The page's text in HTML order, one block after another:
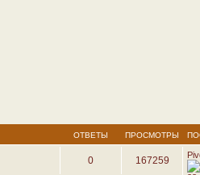
ОТВЕТЫ ПРОСМОТРЫ
0 167259